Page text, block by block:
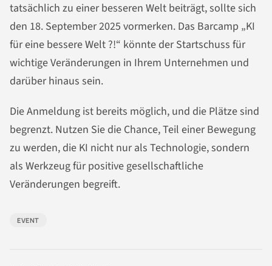
tatsächlich zu einer besseren Welt beiträgt, sollte sich
den 18. September 2025 vormerken. Das Barcamp „KI
für eine bessere Welt ?!“ könnte der Startschuss für
wichtige Veränderungen in Ihrem Unternehmen und
darüber hinaus sein.
Die Anmeldung ist bereits möglich, und die Plätze sind
begrenzt. Nutzen Sie die Chance, Teil einer Bewegung
zu werden, die KI nicht nur als Technologie, sondern
als Werkzeug für positive gesellschaftliche
Veränderungen begreift.
EVENT